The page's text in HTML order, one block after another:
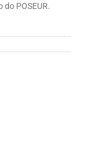
POSEUR.